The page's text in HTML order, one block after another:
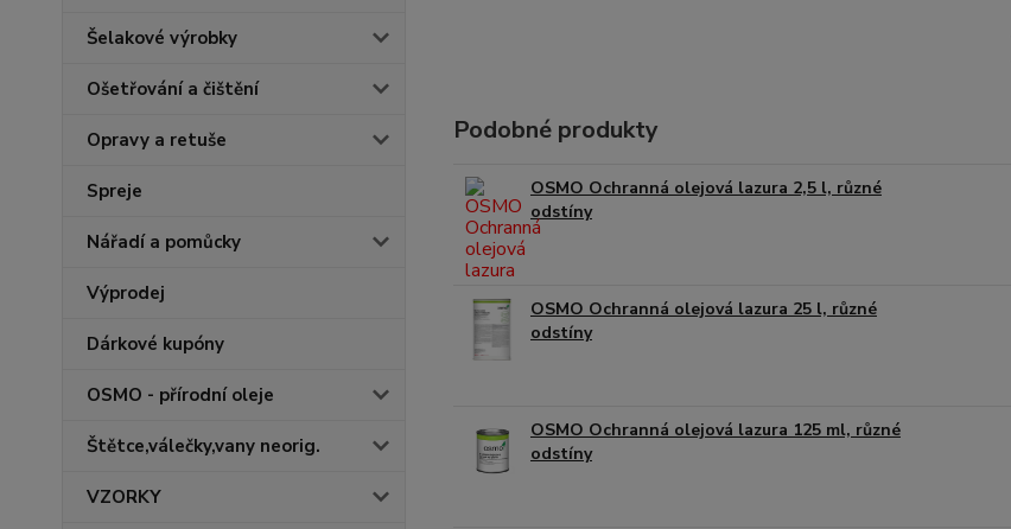
Šelakové výrobky
Ošetřování a čištění
Opravy a retuše
Spreje
Nářadí a pomůcky
Výprodej
Dárkové kupóny
OSMO - přírodní oleje
Štětce,válečky,vany neorig.
VZORKY
Podobné produkty
OSMO Ochranná olejová lazura 2,5 l, různé
odstíny
OSMO Ochranná olejová lazura 25 l, různé
odstíny
OSMO Ochranná olejová lazura 125 ml, různé
odstíny